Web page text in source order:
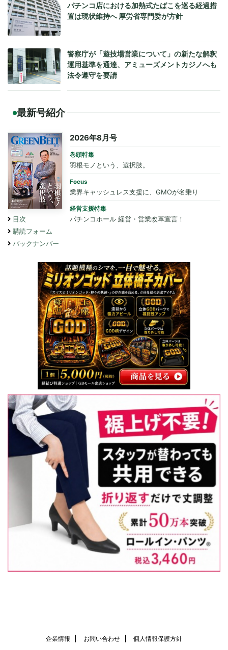
パチンコ店における加熱式たばこを巡る経過措
置は現状維持へ 厚労省専門委が方針
警察庁が「遊技場営業について」の新たな解釈
運用基準を通達、アミューズメントカジノへも
法令遵守を要請
最新号紹介
目次
購読フォーム
バックナンバー
2026年8月号
巻頭特集
羽根モノという、選択肢。
Focus
業界キャッシュレス支援に、GMOが名乗り
経営支援特集
パチンコホール 経営・営業改革宣言！
企業情報 お問い合わせ 個人情報保護方針